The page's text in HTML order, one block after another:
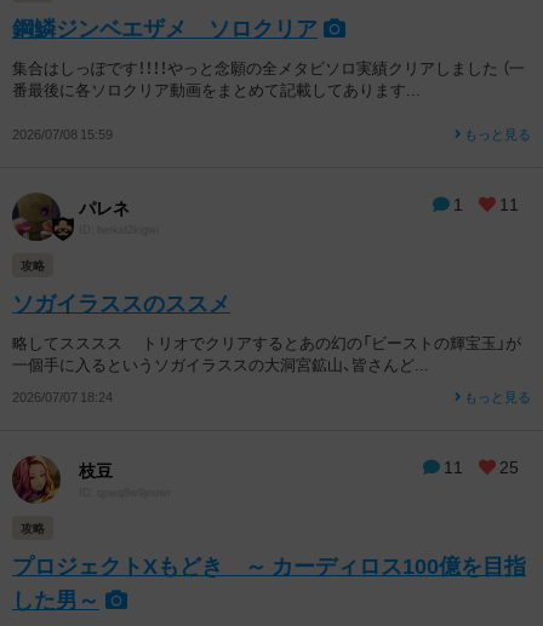
鋼鱗ジンベエザメ ソロクリア
集合はしっぽです！！！！やっと念願の全メタビソロ実績クリアしました （一
番最後に各ソロクリア動画をまとめて記載してあります...
2026/07/08 15:59 もっと見る
1 11
パレネ
攻略
ソガイラススのススメ
略してスススス トリオでクリアするとあの幻の「ビーストの輝宝玉」が
一個手に入るというソガイラススの大洞宮鉱山、皆さんど...
2026/07/07 18:24 もっと見る
11 25
枝豆
攻略
プロジェクトXもどき ～ カーディロス100億を目指
した男～